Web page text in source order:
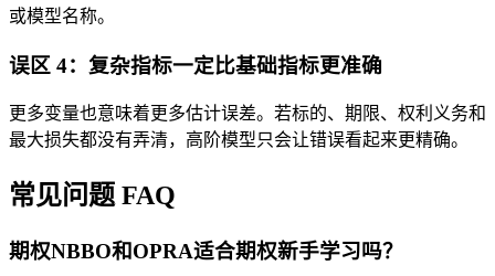
或模型名称。
误区 4：复杂指标一定比基础指标更准确
更多变量也意味着更多估计误差。若标的、期限、权利义务和
最大损失都没有弄清，高阶模型只会让错误看起来更精确。
常见问题 FAQ
期权NBBO和OPRA适合期权新手学习吗？